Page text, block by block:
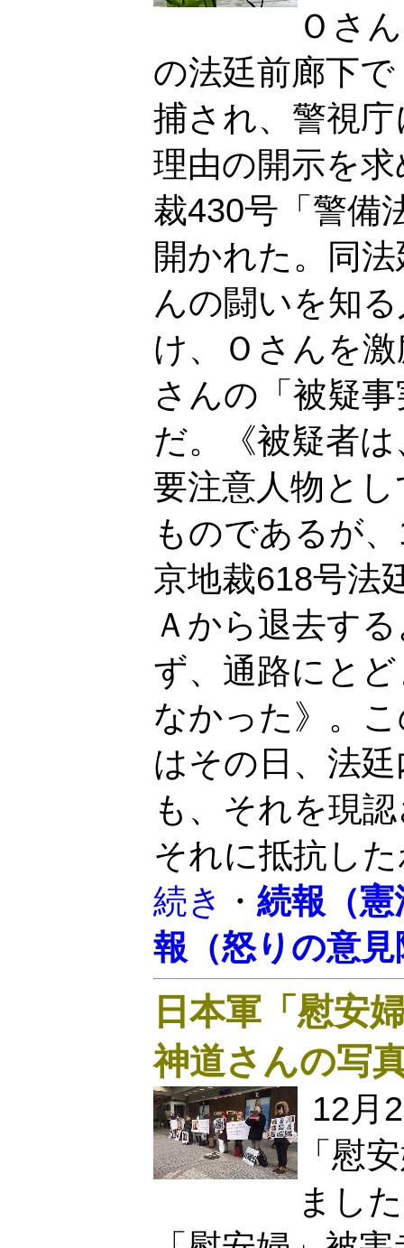
Ｏさ
の法廷前廊下
捕され、警視
理由の開示を
裁430号「警備
開かれた。同
んの闘いを知
け、Ｏさんを
さんの「被疑
だ。《被疑者
要注意人物と
ものであるが
京地裁618号法
Ａから退去す
ず、通路にと
なかった》。
はその日、法
も、それを現
それに抵抗し
続き ・ 続報（
報（怒りの意見
日本軍「慰安
神道さんの写
12月
「慰
まし